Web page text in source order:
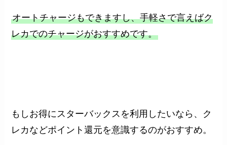
オートチャージもできますし、手軽さで言えばク
レカでのチャージがおすすめです。
もしお得にスターバックスを利用したいなら、ク
レカなどポイント還元を意識するのがおすすめ。